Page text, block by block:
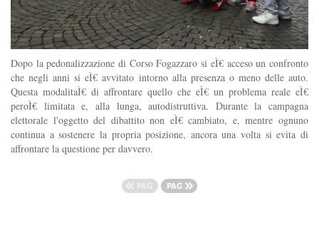
Dopo la pedonalizzazione di Corso Fogazzaro si eÌ€ acceso un confronto
che negli anni si eÌ€ avvitato intorno alla presenza o meno delle auto.
Questa modalitaÌ€ di affrontare quello che eÌ€ un problema reale eÌ€
peroÌ€ limitata e, alla lunga, autodistruttiva. Durante la campagna
elettorale l'oggetto del dibattito non eÌ€ cambiato, e, mentre ognuno
continua a sostenere la propria posizione, ancora una volta si evita di
affrontare la questione per davvero.